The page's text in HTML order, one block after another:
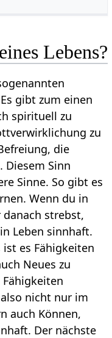
Lebens?
gibt zum einen
spirituell zu
zu
die
Diesem Sinn
Sinne. So gibt es
Wenn du in
strebst,
Leben sinnhaft.
ist es Fähigkeiten
Neues zu
nicht nur im
auch Können,
Der nächste